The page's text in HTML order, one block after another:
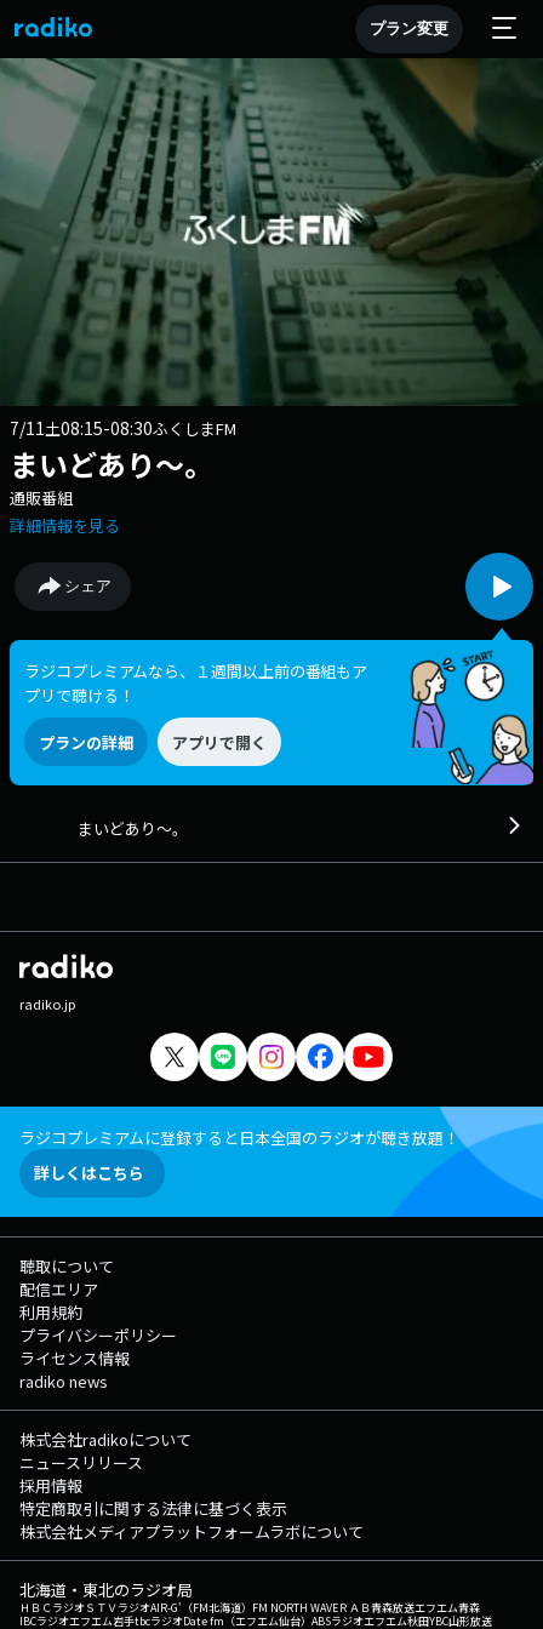
プラン変更
7/11土08:15-08:30ふくしまFM
まいどあり～。
通販番組
詳細情報を見る
シェア
ラジコプレミアムなら、１週間以上前の番組もア
プリで聴ける！
プランの詳細 アプリで開く
まいどあり〜。
radiko.jp
ラジコプレミアムに登録すると日本全国のラジオが聴き放題！
詳しくはこちら
聴取について
配信エリア
利用規約
プライバシーポリシー
ライセンス情報
radiko news
株式会社radikoについて
ニュースリリース
採用情報
特定商取引に関する法律に基づく表示
株式会社メディアプラットフォームラボについて
北海道・東北のラジオ局
ＨＢＣラジオＳＴＶラジオAIR-G'（FM北海道） FM NORTH WAVEＲＡＢ青森放送エフエム青森
IBCラジオエフエム岩手tbcラジオDate fm（エフエム仙台） ABSラジオエフエム秋田YBC山形放送